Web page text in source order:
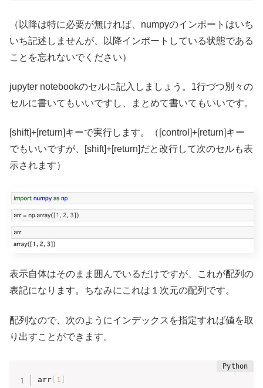
（以降は特に必要が無ければ、numpyのインポートはいち
いち記述しませんが、以降インポートしている状態である
ことを忘れないでください）
jupyter notebookのセルに記入しましょう。1行づつ別々の
セルに書いてもいいですし、まとめて書いてもいいです。
[shift]+[return]キーで実行します。（[control]+[return]キー
でもいいですが、[shift]+[return]だと改行して次のセルも表
示されます）
表示自体はそのまま囲んでいるだけですが、これが配列の
表記になります。ちなみにこれは１次元の配列です。
配列なので、次のようにインデックスを指定すれば値を取
り出すことができます。
arr[ 1 ]